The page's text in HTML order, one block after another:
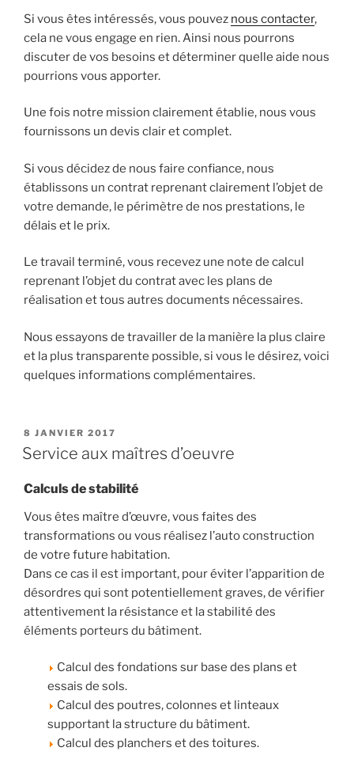
Si vous êtes intéressés, vous pouvez nous contacter,
cela ne vous engage en rien. Ainsi nous pourrons
discuter de vos besoins et déterminer quelle aide nous
pourrions vous apporter.
Une fois notre mission clairement établie, nous vous
fournissons un devis clair et complet.
Si vous décidez de nous faire confiance, nous
établissons un contrat reprenant clairement l’objet de
votre demande, le périmètre de nos prestations, le
délais et le prix.
Le travail terminé, vous recevez une note de calcul
reprenant l’objet du contrat avec les plans de
réalisation et tous autres documents nécessaires.
Nous essayons de travailler de la manière la plus claire
et la plus transparente possible, si vous le désirez, voici
quelques informations complémentaires.
PUBLIÉ
LE
8 JANVIER 2017
Service aux maîtres d’oeuvre
Calculs de stabilité
Vous êtes maître d’œuvre, vous faites des
transformations ou vous réalisez l’auto construction
de votre future habitation.
Dans ce cas il est important, pour éviter l’apparition de
désordres qui sont potentiellement graves, de vérifier
attentivement la résistance et la stabilité des
éléments porteurs du bâtiment.
Calcul des fondations sur base des plans et
essais de sols.
Calcul des poutres, colonnes et linteaux
supportant la structure du bâtiment.
Calcul des planchers et des toitures.